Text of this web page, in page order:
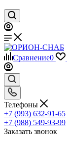
Сравнение0
Телефоны
+7 (993) 632-91-65
+7 (988) 549-93-99
Заказать звонок